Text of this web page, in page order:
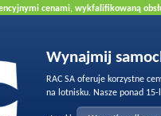
cenami, wykfalifikowaną
Wynajmij
RAC SA oferuje korzystne
na lotnisku. Nasze ponad